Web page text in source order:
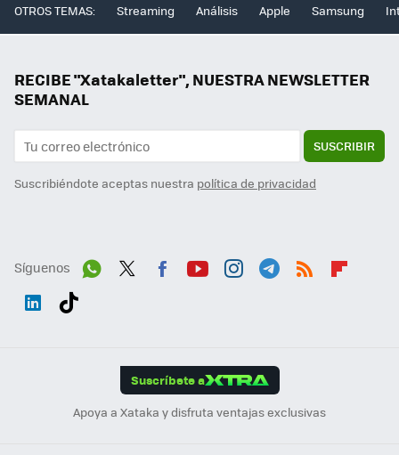
OTROS TEMAS: Streaming Análisis Apple Samsung
RECIBE "Xatakaletter", NUESTRA NEWSLETTER
SEMANAL
SUSCRIBIR
Suscribiéndote aceptas nuestra política de privacidad
Síguenos
Suscríbete a
Apoya a Xataka y disfruta ventajas exclusivas